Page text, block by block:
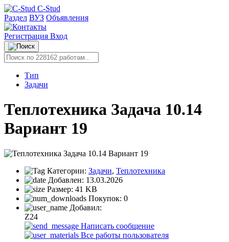
C-Stud
Раздел ВУЗ Объявления
Регистрация Вход
Тип
Задачи
Теплотехника Задача 10.14
Вариант 19
Категории: Задачи, Теплотехника
Добавлен: 13.03.2026
Размер: 41 KB
Покупок: 0
Добавил:
Z24
Написать сообщение
Все работы пользователя